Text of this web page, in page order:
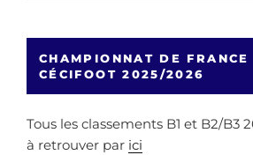
CHAMPIONNAT DE FRANCE
CÉCIFOOT 2025/2026
Tous les classements B1 et B2/B3
à retrouver par ici